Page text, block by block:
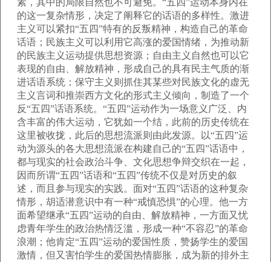
素，其中的局限自然也不可避免。“五四”运动本身内在
的这一复杂情形，决定了阐释它的话语的多样性。激进
主义可以紧扣“五四”特有的反叛精神，构造自己的革命
话语；民族主义可以利用它高涨的爱国情绪，为推动新
的民族主义运动提供思想资源；自由主义自然也可以它
表现的自由、解放精神，形成自己的具有民主气质的渐
进话语系统；保守主义则抓住其某些对民族文化的虚无
主义言词和推崇西方文化的形式主义倾向，制造了一个
反“五四”话语系统。“五四”运动作为一场意义广泛、内
含丰富的伟大运动，它犹如一个结，此前的历史传统在
这里被收拢，此后的思想流派则由此发源。以“五四”运
动为源头的各大思想流派在构建自己的“五四”话语中，
都与现实的社会政治斗争、文化思想争辩交织在一起，
因而所谓“五四”话语和“五四”传统不仅是对历史的叙
述，而且参与现实的实践。面对“五四”话语的这种复杂
情形，胡适潜意识中有一种“戒慎恐惧”的心理。他一方
面希望继承“五四”运动的自由、解放精神，一方面又忧
虑青年学生的政治热情泛滥，形成一种“不容忍”的革命
浪潮；他肯定“五四”运动的爱国性质，赞扬学生的爱国
激情，但又害怕学生的爱国热情膨胀，成为新的排外主